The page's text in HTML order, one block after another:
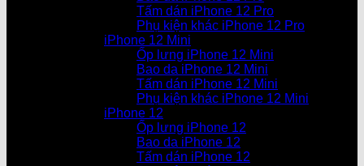
Tấm dán iPhone 12 Pro
Phụ kiện khác iPhone 12 Pro
iPhone 12 Mini
Ốp lưng iPhone 12 Mini
Bao da iPhone 12 Mini
Tấm dán iPhone 12 Mini
Phụ kiện khác iPhone 12 Mini
iPhone 12
Ốp lưng iPhone 12
Bao da iPhone 12
Tấm dán iPhone 12